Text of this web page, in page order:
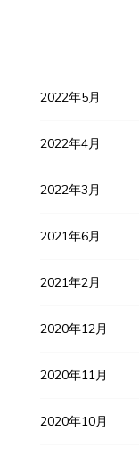
2022年5月
2022年4月
2022年3月
2021年6月
2021年2月
2020年12月
2020年11月
2020年10月